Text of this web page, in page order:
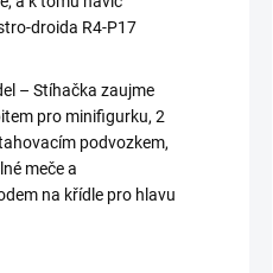
droida R4-P17
– Stíhačka zaujme
pro minifigurku, 2
podvozkem,
meče a
na křídle pro hlavu